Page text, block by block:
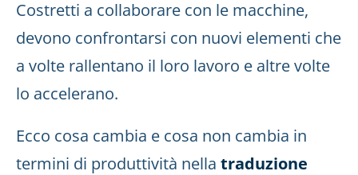
Costretti a collaborare con le macchine,
devono confrontarsi con nuovi elementi che
a volte rallentano il loro lavoro e altre volte
lo accelerano.
Ecco cosa cambia e cosa non cambia in
termini di produttività nella traduzione